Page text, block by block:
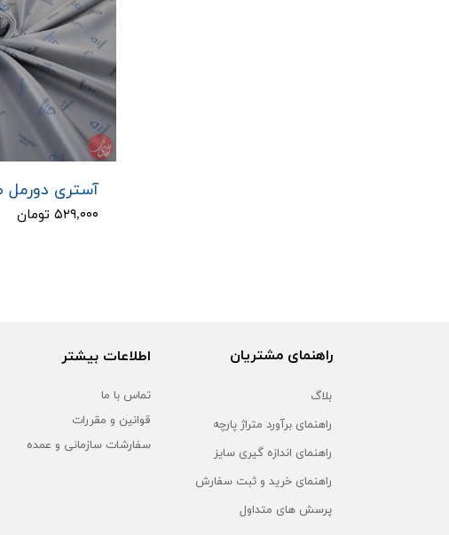
آستری دورمل
۵۲۹,۰۰۰ تومان
راهنمای مشتریان
بلاگ
راهنمای برآورد متراژ پارچه
راهنمای اندازه گیری سایز
راهنمای خرید و ثبت سفارش
پرسش های متداول
اطلاعات بیشتر
تماس با ما
قوانین و مقررات
سفارشات سازمانی و عمده